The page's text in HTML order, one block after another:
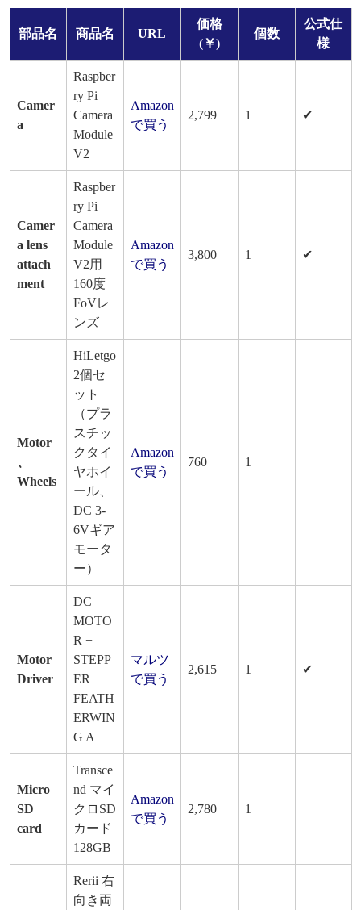
部品名 商品名 URL
価格
(￥)
個数
公式仕
様
Camer
a
Raspber
ry Pi
Camera
Module
V2
Amazon
で買う
2,799 1 ✔
Camer
a lens
attach
ment
Raspber
ry Pi
Camera
Module
V2用
160度
FoVレ
ンズ
Amazon
で買う
3,800 1 ✔
Motor
、
Wheels
HiLetgo
2個セ
ット
（プラ
スチッ
クタイ
ヤホイ
ール、
DC 3-
6Vギア
モータ
ー）
Amazon
で買う
760 1
Motor
Driver
DC
MOTO
R +
STEPP
ER
FEATH
ERWIN
G A
マルツ
で買う
2,615 1 ✔
Micro
SD
card
Transce
nd マイ
クロSD
カード
128GB
Amazon
で買う
2,780 1
Rerii 右
向き両